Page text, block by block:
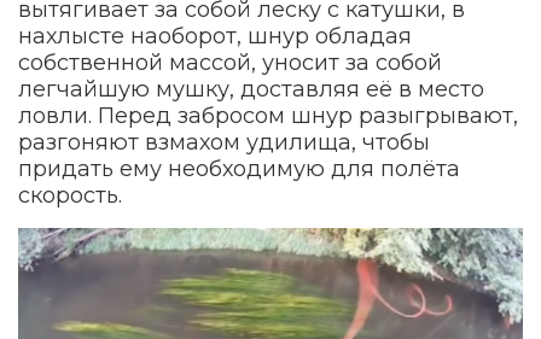
вытягивает за собой леску с катушки, в
нахлысте наоборот, шнур обладая
собственной массой, уносит за собой
легчайшую мушку, доставляя её в место
ловли. Перед забросом шнур разыгрывают,
разгоняют взмахом удилища, чтобы
придать ему необходимую для полёта
скорость.